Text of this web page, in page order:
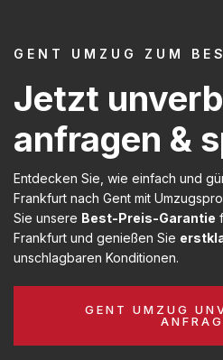
GENT UMZUG ZUM
Jetzt
anfragen &
Entdecken Sie, wie einfach und
Frankfurt nach Gent mit
Sie unsere Best-Preis-Garantie
Frankfurt und genießen Sie
unschlagbaren Konditionen.
GENT UMZUG